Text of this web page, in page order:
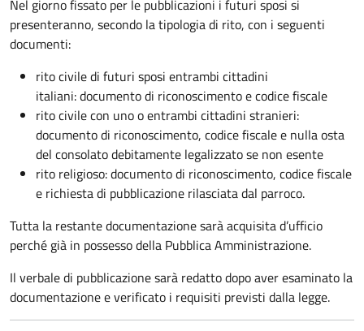
Nel giorno fissato per le pubblicazioni i futuri sposi si
presenteranno, secondo la tipologia di rito, con i seguenti
documenti:
rito civile di futuri sposi entrambi cittadini
italiani: documento di riconoscimento e codice fiscale
rito civile con uno o entrambi cittadini stranieri:
documento di riconoscimento, codice fiscale e nulla osta
del consolato debitamente legalizzato se non esente
rito religioso: documento di riconoscimento, codice fiscale
e richiesta di pubblicazione rilasciata dal parroco.
Tutta la restante documentazione sarà acquisita d’ufficio
perché già in possesso della Pubblica Amministrazione.
Il verbale di pubblicazione sarà redatto dopo aver esaminato la
documentazione e verificato i requisiti previsti dalla legge.